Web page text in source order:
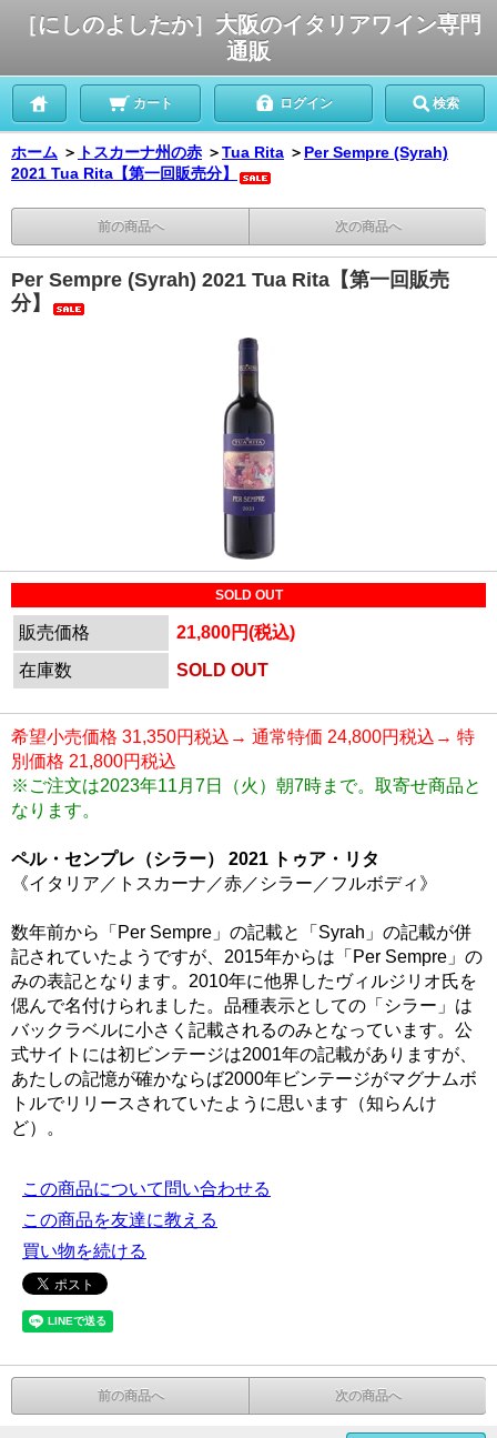
［にしのよしたか］大阪のイタリアワイン専門
通販
カート ログイン 検索
ホーム ＞ トスカーナ州の赤 ＞Tua Rita ＞ Per Sempre (Syrah)
2021 Tua Rita【第一回販売分】
前の商品へ 次の商品へ
Per Sempre (Syrah) 2021 Tua Rita【第一回販売
分】
SOLD OUT
販売価格
21,800円(税込)
在庫数
SOLD OUT
希望小売価格 31,350円税込→ 通常特価 24,800円税込→ 特
別価格 21,800円税込
※ご注文は2023年11月7日（火）朝7時まで。取寄せ商品と
なります。
ペル・センプレ（シラー） 2021 トゥア・リタ
《イタリア／トスカーナ／赤／シラー／フルボディ》
数年前から「Per Sempre」の記載と「Syrah」の記載が併
記されていたようですが、2015年からは「Per Sempre」の
みの表記となります。2010年に他界したヴィルジリオ氏を
偲んで名付けられました。品種表示としての「シラー」は
バックラベルに小さく記載されるのみとなっています。公
式サイトには初ビンテージは2001年の記載がありますが、
あたしの記憶が確かならば2000年ビンテージがマグナムボ
トルでリリースされていたように思います（知らんけ
ど）。
この商品について問い合わせる
この商品を友達に教える
買い物を続ける
前の商品へ 次の商品へ